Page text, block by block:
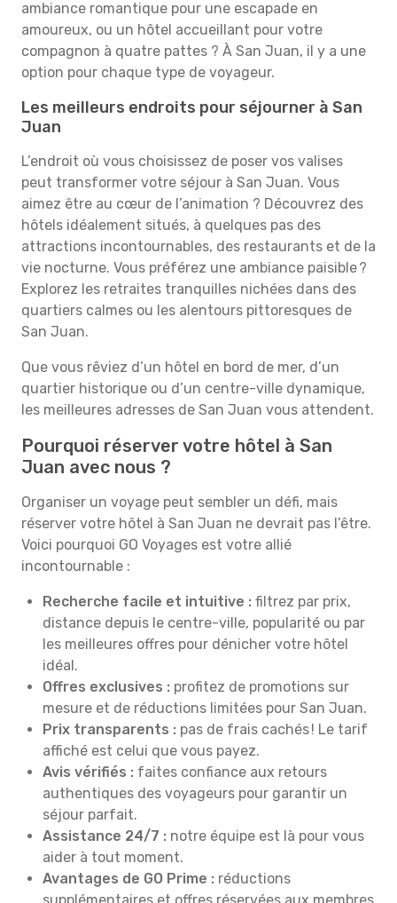
ambiance romantique pour une escapade en
amoureux, ou un hôtel accueillant pour votre
compagnon à quatre pattes ? À San Juan, il y a une
option pour chaque type de voyageur.
Les meilleurs endroits pour séjourner à San
Juan
L’endroit où vous choisissez de poser vos valises
peut transformer votre séjour à San Juan. Vous
aimez être au cœur de l’animation ? Découvrez des
hôtels idéalement situés, à quelques pas des
attractions incontournables, des restaurants et de la
vie nocturne. Vous préférez une ambiance paisible ?
Explorez les retraites tranquilles nichées dans des
quartiers calmes ou les alentours pittoresques de
San Juan.
Que vous rêviez d’un hôtel en bord de mer, d’un
quartier historique ou d’un centre-ville dynamique,
les meilleures adresses de San Juan vous attendent.
Pourquoi réserver votre hôtel à San
Juan avec nous ?
Organiser un voyage peut sembler un défi, mais
réserver votre hôtel à San Juan ne devrait pas l’être.
Voici pourquoi GO Voyages est votre allié
incontournable :
Recherche facile et intuitive : filtrez par prix,
distance depuis le centre-ville, popularité ou par
les meilleures offres pour dénicher votre hôtel
idéal.
Offres exclusives : profitez de promotions sur
mesure et de réductions limitées pour San Juan.
Prix transparents : pas de frais cachés ! Le tarif
affiché est celui que vous payez.
Avis vérifiés : faites confiance aux retours
authentiques des voyageurs pour garantir un
séjour parfait.
Assistance 24/7 : notre équipe est là pour vous
aider à tout moment.
Avantages de GO Prime : réductions